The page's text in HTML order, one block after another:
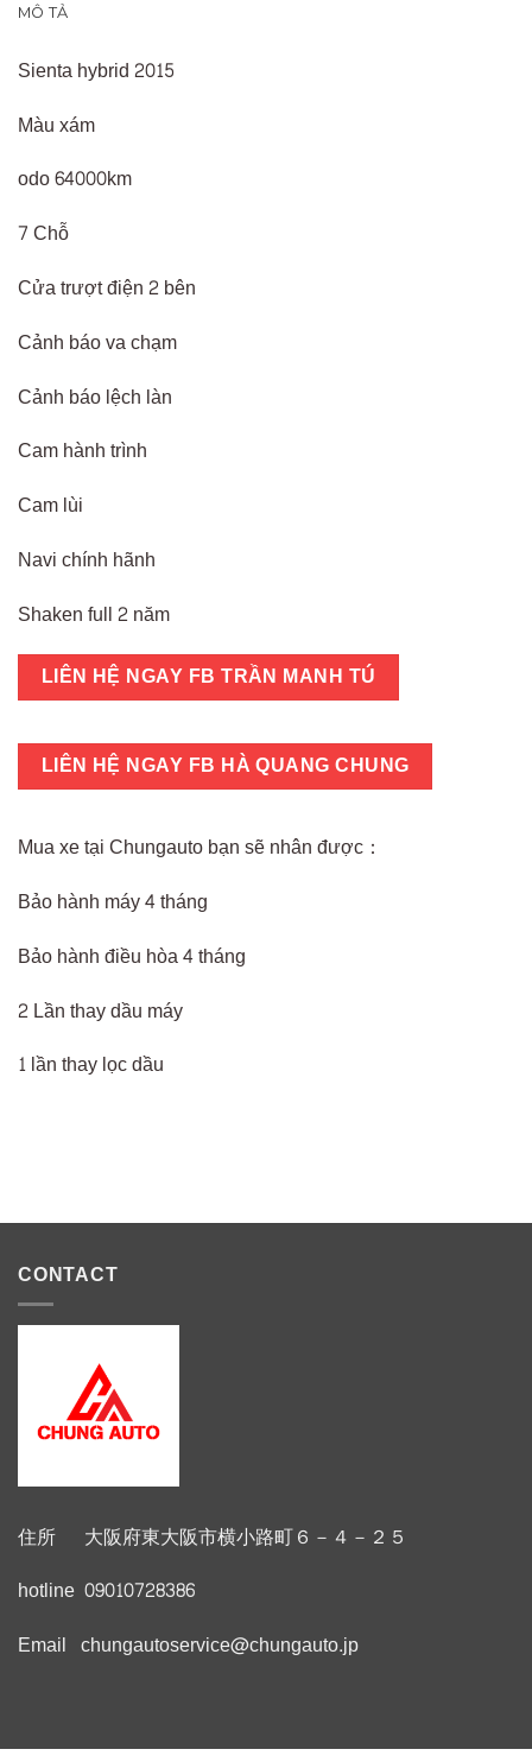
MÔ TẢ
Sienta hybrid 2015
Màu xám
odo 64000km
7 Chỗ
Cửa trượt điện 2 bên
Cảnh báo va chạm
Cảnh báo lệch làn
Cam hành trình
Cam lùi
Navi chính hãnh
Shaken full 2 năm
LIÊN HỆ NGAY FB TRẦN MANH TÚ
LIÊN HỆ NGAY FB HÀ QUANG CHUNG
Mua xe tại Chungauto bạn sẽ nhân được：
Bảo hành máy 4 tháng
Bảo hành điều hòa 4 tháng
2 Lần thay dầu máy
1 lần thay lọc dầu
CONTACT
住所 大阪府東大阪市横小路町６－４－２５
hotline 09010728386
Email chungautoservice@chungauto.jp